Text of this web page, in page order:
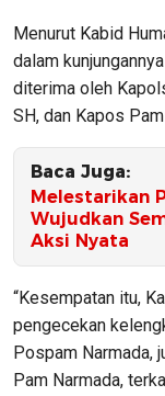
Menurut Kabid
dalam
diterima oleh
SH, dan Kapos
Baca Juga:
‎Melestarikan
Wujudkan
Aksi Nyata
“Kesempatan itu,
pengecekan
Pospam Narmada,
Pam Narmada,